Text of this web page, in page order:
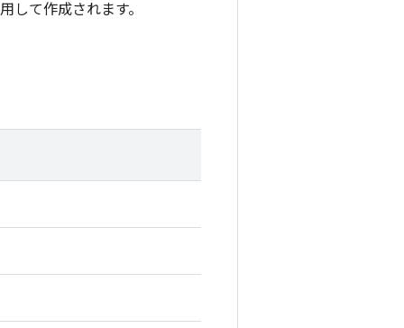
して作成されます。